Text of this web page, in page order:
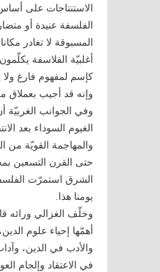
الاستنتاجات على أساس
الفلسفة عنيدة أو
المسبوقة لا تغادر
أغلبيّة الفلاسفة
كإسم لمفهوم فارغ ولا
وإنه قد أجيب
وفي الجوانب
الغيوم السوداء بعد
والمهاجمة القويّة من
حتى القرن التسعين
الشرق استمرّت
يومنا هذا.
وخلّف الغزالي ورائه
أهمّها إحياء علوم
والأدب في الدين،
في الاعتقاد وإلجام